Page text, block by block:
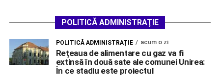
POLITICĂ ADMINISTRAȚIE
POLITICĂ ADMINISTRAȚIE acum o zi
Rețeaua de alimentare cu gaz va fi
extinsă în două sate ale comunei Unirea:
În ce stadiu este proiectul